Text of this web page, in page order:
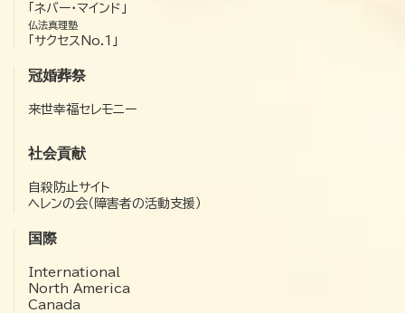
「ネバー・マインド」
仏法真理塾
「サクセスNo.1」
冠婚葬祭
来世幸福セレモニー
社会貢献
自殺防止サイト
ヘレンの会（障害者の活動支援）
国際
International
North America
Canada